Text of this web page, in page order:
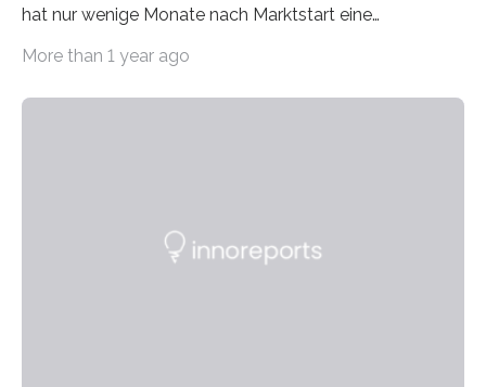
hat nur wenige Monate nach Marktstart eine
renomierte Fachzeitschrift PC Professionell hat die
More than 1 year ago